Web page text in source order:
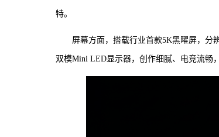
特。
屏幕方面，搭载行业首款5K黑曜屏，分
双模Mini LED显示器，创作细腻、电竞流畅